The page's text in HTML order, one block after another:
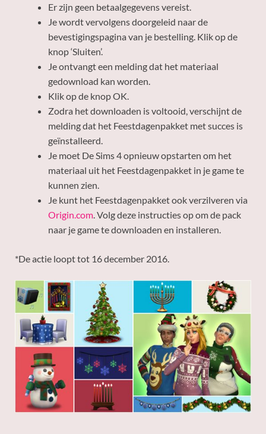
Er zijn geen betaalgegevens vereist.
Je wordt vervolgens doorgeleid naar de
bevestigingspagina van je bestelling. Klik op de
knop ‘Sluiten’.
Je ontvangt een melding dat het materiaal
gedownload kan worden.
Klik op de knop OK.
Zodra het downloaden is voltooid, verschijnt de
melding dat het Feestdagenpakket met succes is
geïnstalleerd.
Je moet De Sims 4 opnieuw opstarten om het
materiaal uit het Feestdagenpakket in je game te
kunnen zien.
Je kunt het Feestdagenpakket ook verzilveren via
Origin.com . Volg deze instructies op om de pack
naar je game te downloaden en installeren.
*De actie loopt tot 16 december 2016.